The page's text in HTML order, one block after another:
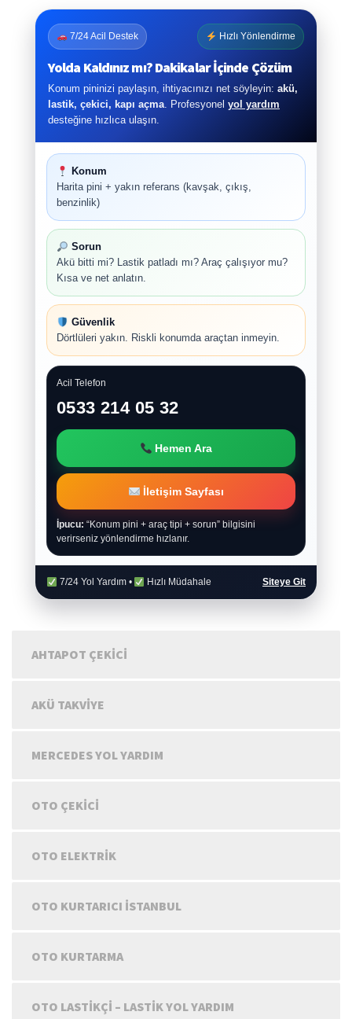
7/24 Acil Destek Hızlı Yönlendirme
Yolda Kaldınız mı? Dakikalar İçinde Çözüm
Konum pininizi paylaşın, ihtiyacınızı net söyleyin: akü,
lastik, çekici, kapı açma. Profesyonel yol yardım
desteğine hızlıca ulaşın.
Konum
Harita pini + yakın referans (kavşak, çıkış,
benzinlik)
Sorun
Akü bitti mi? Lastik patladı mı? Araç çalışıyor mu?
Kısa ve net anlatın.
Güvenlik
Dörtlüleri yakın. Riskli konumda araçtan inmeyin.
Acil Telefon
0533 214 05 32
Hemen Ara
İletişim Sayfası
İpucu: “Konum pini + araç tipi + sorun” bilgisini
verirseniz yönlendirme hızlanır.
7/24 Yol Yardım • Hızlı Müdahale Siteye Git
AHTAPOT ÇEKICI
AKÜ TAKVIYE
MERCEDES YOL YARDIM
OTO ÇEKICI
OTO ELEKTRIK
OTO KURTARICI İSTANBUL
OTO KURTARMA
OTO LASTIKÇI – LASTIK YOL YARDIM